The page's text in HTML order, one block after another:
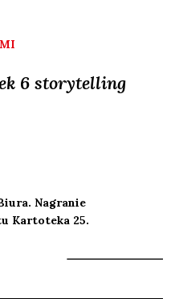
6 storytelling
Nagranie
Kartoteka 25.